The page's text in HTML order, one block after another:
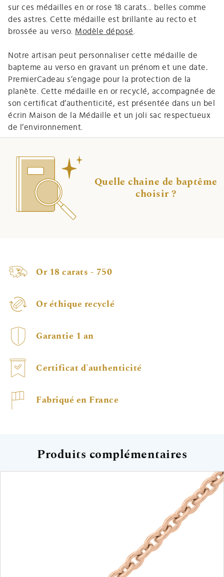
sur ces médailles en or rose 18 carats... belles comme
des astres. Cette médaille est brillante au recto et
brossée au verso. Modèle déposé
Notre artisan peut personnaliser cette médaille de
bapteme au verso en gravant un prénom et une date.
PremierCadeau s’engage pour la protection de la
planète. Cette médaille en or recyclé, accompagnée de
son certificat d’authenticité, est présentée dans un bel
écrin Maison de la Médaille et un joli sac respectueux
de l’environnement.
Quelle chaine de baptême
choisir ?
Or 18 carats - 750
Or éthique recyclé
Garantie 1 an
Certificat d'authenticité
Fabriqué en France
Produits complémentaires